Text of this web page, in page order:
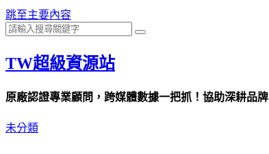
跳至主要內容
TW超級資源站
原廠認證專業顧問，跨媒體數據一把抓！協助深耕品
未分類